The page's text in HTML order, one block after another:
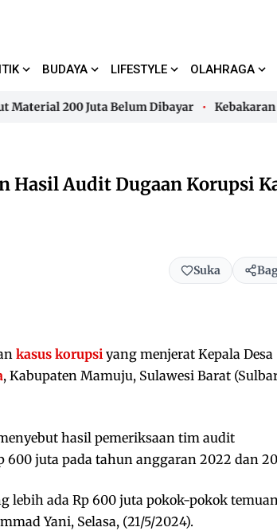
BUDAYA LIFESTYLE OLAHRAGA
200 Juta Belum Dibayar Kebakaran
200 Juta Belum Dibayar Kebakaran
Audit Dugaan Korupsi
Suka
kasus korupsi yang menjerat Kepala Desa
, Kabupaten Mamuju, Sulawesi Barat
hasil pemeriksaan tim audit
600 juta pada tahun anggaran 2022 dan
lebih ada Rp 600 juta pokok-pokok
Yani, Selasa, (21/5/2024).